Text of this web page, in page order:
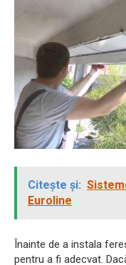
Citește și:
Euroline
Înainte de a instala
pentru a fi adecvat.